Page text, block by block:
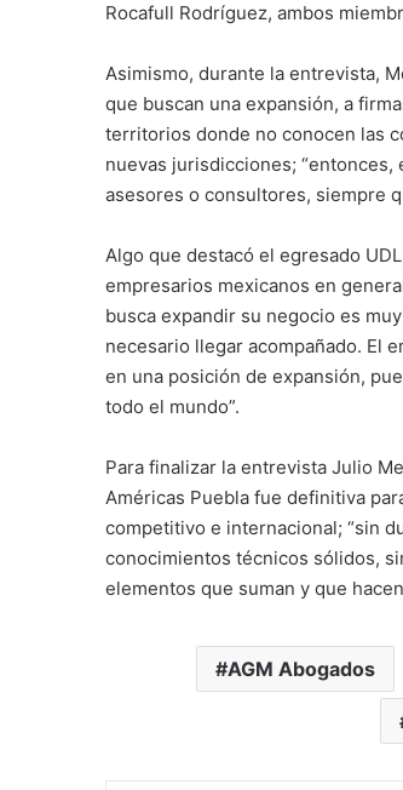
Rocafull Rodríguez, ambos
Asimismo, durante la entrevista,
que buscan una expansión, a
territorios donde no conocen las
nuevas jurisdicciones;
asesores o consultores, siempre
Algo que destacó el egresado
empresarios mexicanos en
busca expandir su negocio es
necesario llegar acompañado. El
en una posición de expansión,
todo el mundo”.
Para finalizar la entrevista Julio
Américas Puebla fue definitiva
competitivo e internacional; “sin
conocimientos técnicos sólidos,
elementos que suman y que
AGM Abogados